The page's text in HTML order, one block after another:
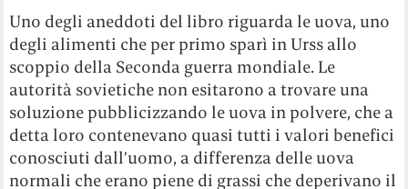
Uno degli aneddoti del libro riguarda le uova, uno
degli alimenti che per primo sparì in Urss allo
scoppio della Seconda guerra mondiale. Le
autorità sovietiche non esitarono a trovare una
soluzione pubblicizzando le uova in polvere, che a
detta loro contenevano quasi tutti i valori benefici
conosciuti dall’uomo, a differenza delle uova
normali che erano piene di grassi che deperivano il